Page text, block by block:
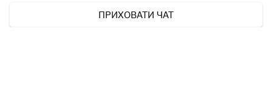
ПРИХОВАТИ ЧАТ